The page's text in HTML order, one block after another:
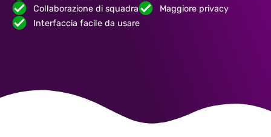
Collaborazione di squadra
Maggiore privacy
Interfaccia facile da usare